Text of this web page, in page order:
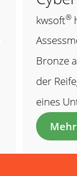
kwsoft®
Bronze
der
eines